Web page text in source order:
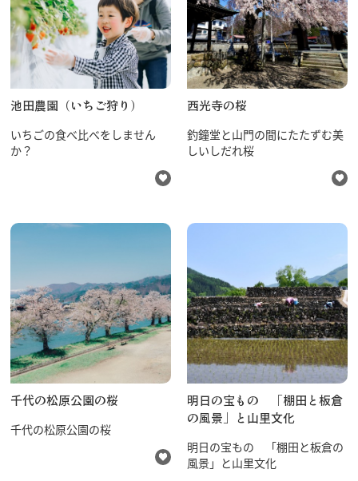
池田農園（いちご狩り）
いちごの食べ比べをしません
か？
西光寺の桜
釣鐘堂と山門の間にたたずむ美
しいしだれ桜
千代の松原公園の桜
千代の松原公園の桜
明日の宝もの 「棚田と板倉
の風景」と山里文化
明日の宝もの 「棚田と板倉の
風景」と山里文化